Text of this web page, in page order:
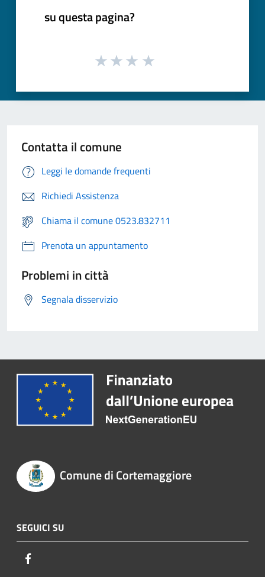
su questa pagina?
Contatta il comune
Leggi le domande frequenti
Richiedi Assistenza
Chiama il comune 0523.832711
Prenota un appuntamento
Problemi in città
Segnala disservizio
Comune di Cortemaggiore
SEGUICI SU